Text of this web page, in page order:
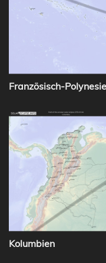
Französisch-
Kolumbien